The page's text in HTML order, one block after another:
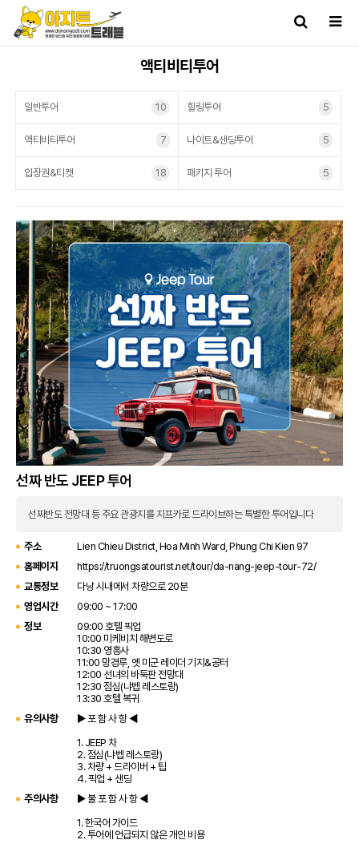
액티비티투어
일반투어 10 힐링투어 5
액티비티투어 7 나이트&샌딩투어 5
입장권&티켓 18 패키지 투어 5
선짜 반도 JEEP 투어
선짜반도 전망대 등 주요 관광지를 지프카로 드라이브하는 특별한 투어입니다
주소
Lien Chieu District, Hoa Minh Ward, Phung Chi Kien 97
홈페이지
https://truongsatourist.net/tour/da-nang-jeep-tour-72/
교통정보
다낭 시내에서 차량으로 20분
영업시간
09:00 ~ 17:00
정보
09:00 호텔 픽업
10:00 미케비치 해변도로
10:30 영흥사
11:00 망경루, 옛 미군 레이더 기지&공터
12:00 선녀의 바둑판 전망대
12:30 점심(냐벱 레스토랑)
13:30 호텔 복귀
유의사항
▶ 포 함 사 항 ◀
1. JEEP 차
2. 점심(냐벱 레스토랑)
3. 차량 + 드라이버 + 팁
4. 픽업 + 샌딩
주의사항
▶ 불 포 함 사 항 ◀
1. 한국어 가이드
2. 투어에 언급되지 않은 개인 비용